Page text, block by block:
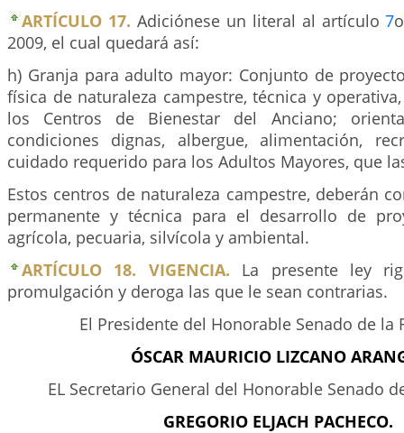
ARTÍCULO 17. Adiciónese un literal al artículo7
2009, el cual quedará así:
h) Granja para adulto mayor: Conjunto de
física de naturaleza campestre, técnica y
los Centros de Bienestar del Anciano;
condiciones dignas, albergue, alimentación,
cuidado requerido para los Adultos Mayores, que
Estos centros de naturaleza campestre, deberán
permanente y técnica para el desarrollo de
agrícola, pecuaria, silvícola y ambiental.
ARTÍCULO 18. VIGENCIA. La presente ley
promulgación y deroga las que le sean contrarias.
El Presidente del Honorable Senado de la
ÓSCAR MAURICIO LIZCANO
EL Secretario General del Honorable Senado
GREGORIO ELJACH PACHECO.